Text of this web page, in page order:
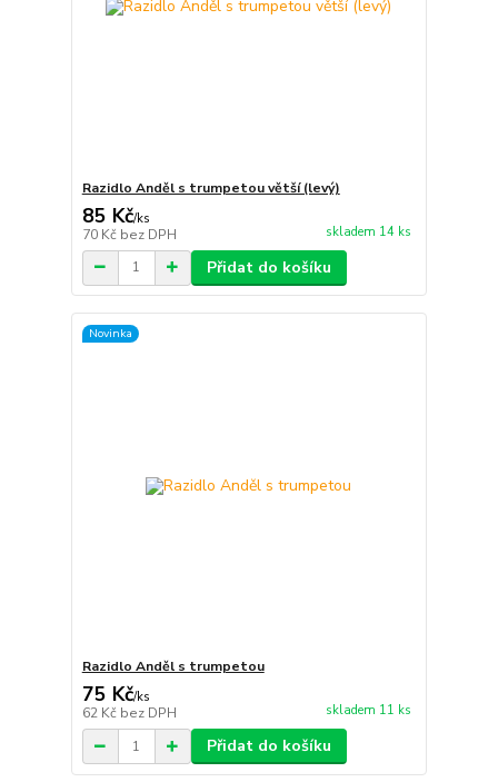
Razidlo Anděl s trumpetou větší (levý)
85 Kč/ks
70 Kč bez DPH skladem 14 ks
Přidat do košíku
Novinka
Razidlo Anděl s trumpetou
75 Kč/ks
62 Kč bez DPH skladem 11 ks
Přidat do košíku